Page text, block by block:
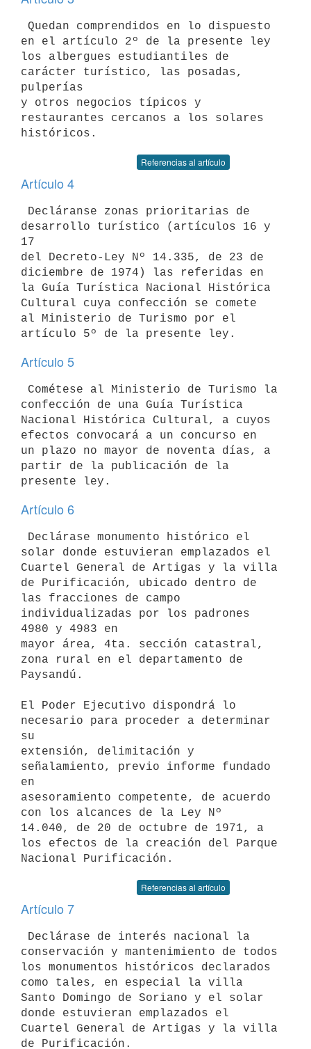
en el artículo 2º de la presente ley
los albergues estudiantiles de
carácter turístico, las posadas,
pulperías
y otros negocios típicos y
restaurantes cercanos a los solares
Referencias al artículo
Artículo 4
desarrollo turístico (artículos 16 y
17
del Decreto-Ley Nº 14.335, de 23 de
diciembre de 1974) las referidas en
la Guía Turística Nacional Histórica
Cultural cuya confección se comete
al Ministerio de Turismo por el
Artículo 5
confección de una Guía Turística
Nacional Histórica Cultural, a cuyos
efectos convocará a un concurso en
un plazo no mayor de noventa días, a
partir de la publicación de la
Artículo 6
solar donde estuvieran emplazados el
Cuartel General de Artigas y la villa
de Purificación, ubicado dentro de
las fracciones de campo
individualizadas por los padrones
4980 y 4983 en
mayor área, 4ta. sección catastral,
zona rural en el departamento de
Paysandú.
El Poder Ejecutivo dispondrá lo
necesario para proceder a determinar
su
extensión, delimitación y
señalamiento, previo informe fundado
en
asesoramiento competente, de acuerdo
con los alcances de la Ley Nº
14.040, de 20 de octubre de 1971, a
los efectos de la creación del Parque
Referencias al artículo
Artículo 7
conservación y mantenimiento de todos
los monumentos históricos declarados
como tales, en especial la villa
Santo Domingo de Soriano y el solar
donde estuvieran emplazados el
Cuartel General de Artigas y la villa